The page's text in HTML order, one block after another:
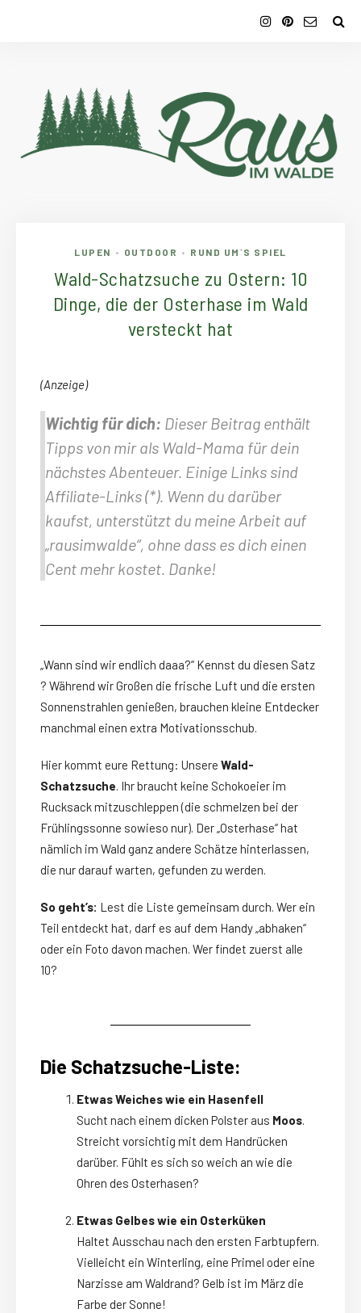
LUPEN • OUTDOOR • RUND UM´S SPIEL
Wald-Schatzsuche zu Ostern: 10
Dinge, die der Osterhase im Wald
versteckt hat
(Anzeige)
Wichtig für dich: Dieser Beitrag enthält
Tipps von mir als Wald-Mama für dein
nächstes Abenteuer. Einige Links sind
Affiliate-Links (*). Wenn du darüber
kaufst, unterstützt du meine Arbeit auf
„rausimwalde“, ohne dass es dich einen
Cent mehr kostet. Danke!
„Wann sind wir endlich daaa?“ Kennst du diesen Satz
? Während wir Großen die frische Luft und die ersten
Sonnenstrahlen genießen, brauchen kleine Entdecker
manchmal einen extra Motivationsschub.
Hier kommt eure Rettung: Unsere Wald-
Schatzsuche. Ihr braucht keine Schokoeier im
Rucksack mitzuschleppen (die schmelzen bei der
Frühlingssonne sowieso nur). Der „Osterhase“ hat
nämlich im Wald ganz andere Schätze hinterlassen,
die nur darauf warten, gefunden zu werden.
So geht’s: Lest die Liste gemeinsam durch. Wer ein
Teil entdeckt hat, darf es auf dem Handy „abhaken“
oder ein Foto davon machen. Wer findet zuerst alle
10?
Die Schatzsuche-Liste:
Etwas Weiches wie ein Hasenfell
Sucht nach einem dicken Polster aus Moos.
Streicht vorsichtig mit dem Handrücken
darüber. Fühlt es sich so weich an wie die
Ohren des Osterhasen?
Etwas Gelbes wie ein Osterküken
Haltet Ausschau nach den ersten Farbtupfern.
Vielleicht ein Winterling, eine Primel oder eine
Narzisse am Waldrand? Gelb ist im März die
Farbe der Sonne!